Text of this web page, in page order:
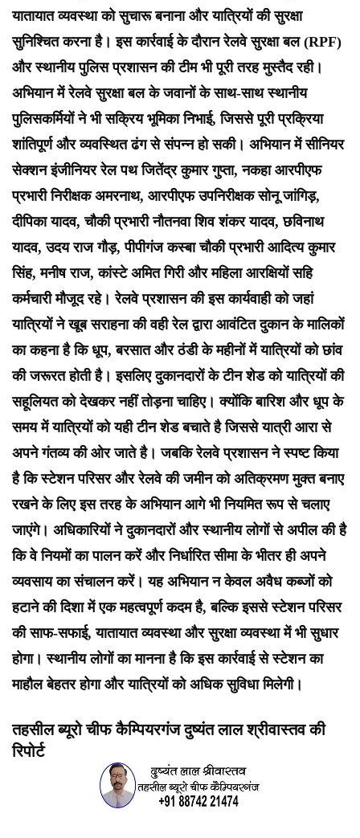
यातायात व्यवस्था को सुचारू बनाना और यात्रियों की सुरक्षा
सुनिश्चित करना है। इस कार्रवाई के दौरान रेलवे सुरक्षा बल (RPF)
और स्थानीय पुलिस प्रशासन की टीम भी पूरी तरह मुस्तैद रही।
अभियान में रेलवे सुरक्षा बल के जवानों के साथ-साथ स्थानीय
पुलिसकर्मियों ने भी सक्रिय भूमिका निभाई, जिससे पूरी प्रक्रिया
शांतिपूर्ण और व्यवस्थित ढंग से संपन्न हो सकी। अभियान में सीनियर
सेक्शन इंजीनियर रेल पथ जितेंद्र कुमार गुप्ता, नकहा आरपीएफ
प्रभारी निरीक्षक अमरनाथ, आरपीएफ उपनिरीक्षक सोनू जांगिड़,
दीपिका यादव, चौकी प्रभारी नौतनवा शिव शंकर यादव, छविनाथ
यादव, उदय राज गौड़, पीपीगंज कस्बा चौकी प्रभारी आदित्य कुमार
सिंह, मनीष राज, कांस्टे अमित गिरी और महिला आरक्षियों सहि
कर्मचारी मौजूद रहे।रेलवे प्रशासन की इस कार्यवाही को जहां
यात्रियों ने खूब सराहना की वही रेल द्वारा आवंटित दुकान के मालिकों
का कहना है कि धूप, बरसात और ठंडी के महीनों में यात्रियों को छांव
की जरूरत होती है। इसलिए दुकानदारों के टीन शेड को यात्रियों की
सहूलियत को देखकर नहीं तोड़ना चाहिए। क्योंकि बारिश और धूप के
समय में यात्रियों को यही टीन शेड बचाते है जिससे यात्री आरा से
अपने गंतव्य की ओर जाते है। जबकि रेलवे प्रशासन ने स्पष्ट किया
है कि स्टेशन परिसर और रेलवे की जमीन को अतिक्रमण मुक्त बनाए
रखने के लिए इस तरह के अभियान आगे भी नियमित रूप से चलाए
जाएंगे। अधिकारियों ने दुकानदारों और स्थानीय लोगों से अपील की है
कि वे नियमों का पालन करें और निर्धारित सीमा के भीतर ही अपने
व्यवसाय का संचालन करें। यह अभियान न केवल अवैध कब्जों को
हटाने की दिशा में एक महत्वपूर्ण कदम है, बल्कि इससे स्टेशन परिसर
की साफ-सफाई, यातायात व्यवस्था और सुरक्षा व्यवस्था में भी सुधार
होगा। स्थानीय लोगों का मानना है कि इस कार्रवाई से स्टेशन का
माहौल बेहतर होगा और यात्रियों को अधिक सुविधा मिलेगी।
तहसील ब्यूरो चीफ कैम्पियरगंज दुष्यंत लाल श्रीवास्तव की
रिपोर्ट